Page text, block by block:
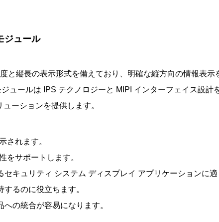
ジュール
縦長の表示形式を備えており、明確な縦方向の情報表示
ュールは IPS テクノロジーと MIPI インターフェイス設計
ーションを提供します。
されます。
をサポートします。
キュリティ システム ディスプレイ アプリケーションに適
るのに役立ちます。
の統合が容易になります。